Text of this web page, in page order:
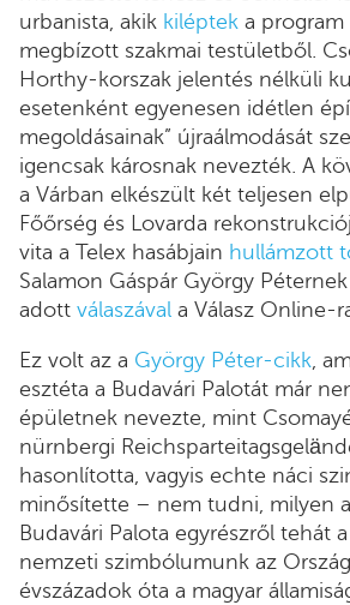
urbanista, akik kiléptek a program
megbízott szakmai testületből.
Horthy-korszak jelentés nélküli
esetenként egyenesen idétlen
megoldásainak” újraálmodását
igencsak károsnak nevezték. A
a Várban elkészült két teljesen
Főőrség és Lovarda
vita a Telex hasábjain hullámzott
Salamon Gáspár György Péternek
adott válaszával a Válasz Online-
Ez volt az a György Péter-cikk ,
esztéta a Budavári Palotát már
épületnek nevezte, mint
nürnbergi
hasonlította, vagyis echte náci
minősítette – nem tudni, milyen
Budavári Palota egyrészről tehát
nemzeti szimbólumunk az
évszázadok óta a magyar